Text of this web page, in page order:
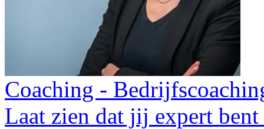
Coaching -
Laat zien dat jij expert